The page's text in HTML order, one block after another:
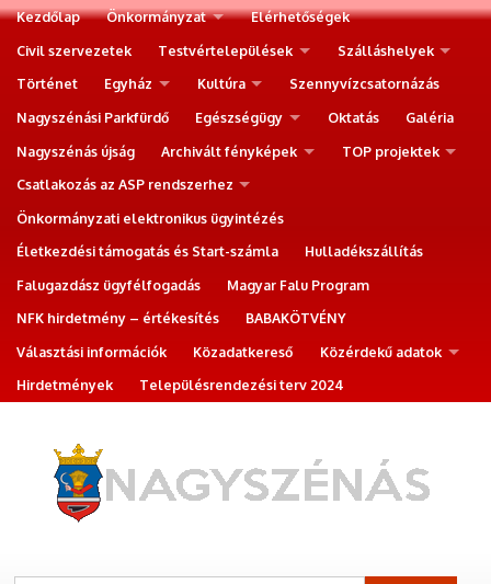
Kezdőlap Önkormányzat
Elérhetőségek
Civil szervezetek
Testvértelepülések
Szálláshelyek
Történet
Egyház Kultúra
Szennyvízcsatornázás
Nagyszénási Parkfürdő
Egészségügy Oktatás
Galéria
Nagyszénás újság
Archivált fényképek
TOP projektek
Csatlakozás az ASP rendszerhez
Önkormányzati elektronikus ügyintézés
Életkezdési támogatás és Start-számla
Hulladékszállítás
Falugazdász ügyfélfogadás
Magyar Falu Program
NFK hirdetmény – értékesítés
BABAKÖTVÉNY
Választási információk
Közadatkereső
Közérdekű adatok
Hirdetmények
Településrendezési terv 2024